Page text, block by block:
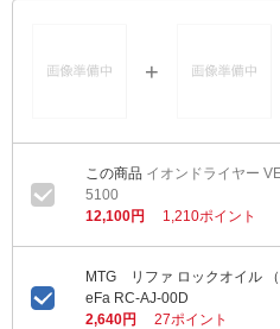
イオンドライヤー
5100
12,100円
1,210ポイント
MTG リファ ロックオイル
eFa RC-AJ-00D
2,640円
27ポイント